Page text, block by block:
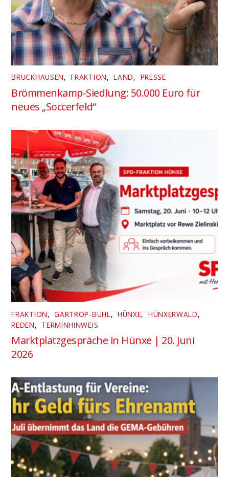
BRUCKHAUSEN, FRAKTION, LAND, PRESSE
Brömmenkamp-Siedlung: 50.000 Euro für
neues „Soccerfeld“
FRAKTION, GARTROP-BÜHL, HÜNXE, HÜNXERWALD,
REDEN, TERMINHINWEIS
Marktplatzgespräche in Hünxe | 20. Juni
2026